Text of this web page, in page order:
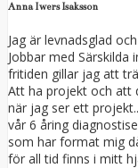
Anna Iwers Isaksson
Jag är levnadsglad
Jobbar med Särskilda
fritiden gillar jag att
Att ha projekt och att
när jag ser ett
vår 6 åring
som har format mig
för all tid finns i mitt